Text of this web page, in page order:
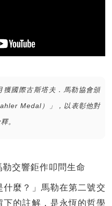
國際古斯塔夫．馬勒協會頒
Medal）」，以表彰他對
。
交響鉅作叩問生命
什麼？」馬勒在第二號交
的註解，是永恆的哲學